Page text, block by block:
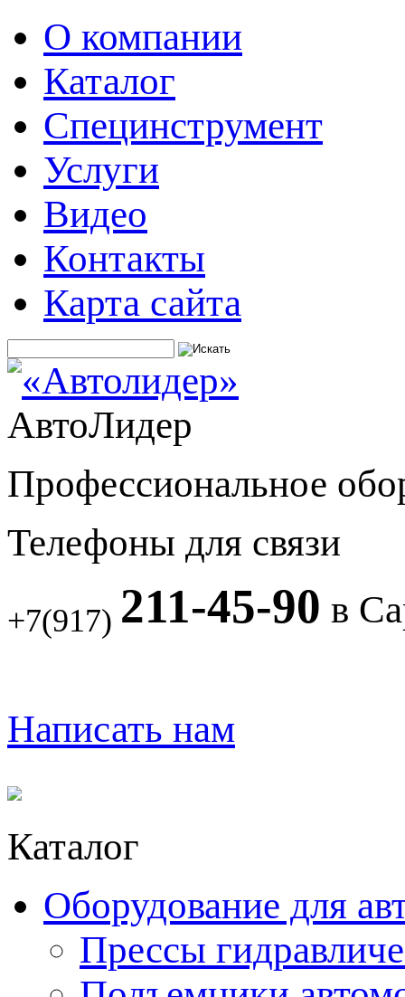
О компании
Каталог
Специнструмент
Услуги
Видео
Контакты
Карта сайта
АвтоЛидер
Профессиональное
Телефоны для связи
+7(917) 211-45-90 в
Написать нам
Каталог
Оборудование для
Прессы